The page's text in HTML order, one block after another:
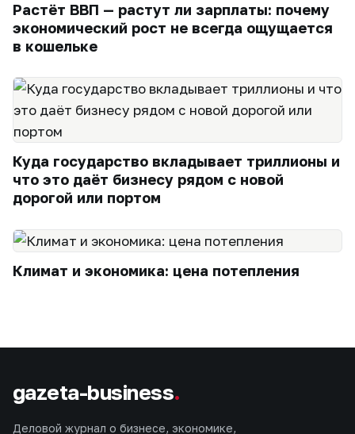
Растёт ВВП — растут ли зарплаты: почему
экономический рост не всегда ощущается
в кошельке
Куда государство вкладывает триллионы и
что это даёт бизнесу рядом с новой
дорогой или портом
Климат и экономика: цена потепления
gazeta-business.
Деловой журнал о бизнесе, экономике,